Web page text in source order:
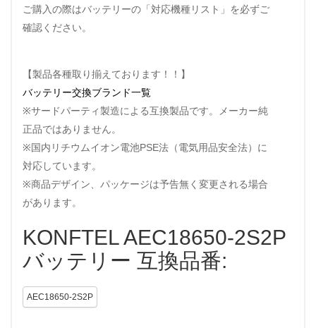
ご購入の際はバッテリーの「対応機種リスト」を必ずご
確認ください。
【製品各種取り揃えております！！】
バッテリー交換ブランド一覧
※サードパーティ製造による互換製品です。メーカー純
正品ではありません。
※国内リチウムイオン電池PSE法（電気用品安全法）に
対応しています。
※商品デザイン、パッケージは予告無く変更される場合
があります。
KONFTEL AEC18650-2S2P
バッテリー 互換品番:
AEC18650-2S2P